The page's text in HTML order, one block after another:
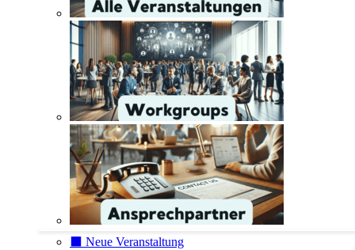
⬛️ Neue Veranstaltung